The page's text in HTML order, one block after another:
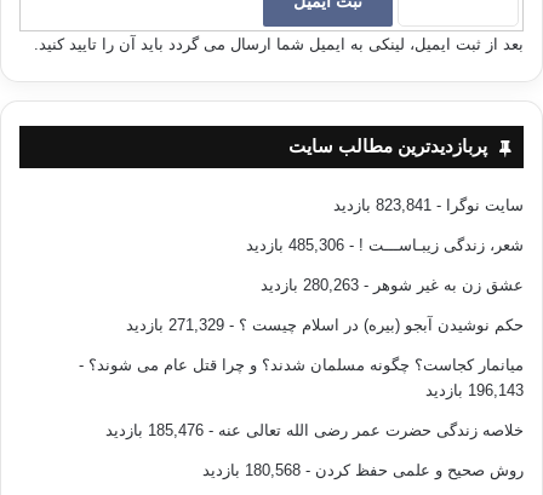
بعد از ثبت ایمیل، لینکی به ایمیل شما ارسال می گردد باید آن را تایید کنید.
پربازدیدترین مطالب سایت
سایت نوگرا - 823,841 بازدید
شعر، زندگی زیبـاســـت ! - 485,306 بازدید
عشق زن به غیر شوهر - 280,263 بازدید
حکم نوشیدن آبجو (بیره) در اسلام چیست ؟ - 271,329 بازدید
میانمار کجاست؟ چگونه مسلمان شدند؟ و چرا قتل عام می شوند؟ -
196,143 بازدید
خلاصه زندگی حضرت عمر رضی الله تعالی عنه - 185,476 بازدید
روش صحیح و علمی حفظ کردن - 180,568 بازدید